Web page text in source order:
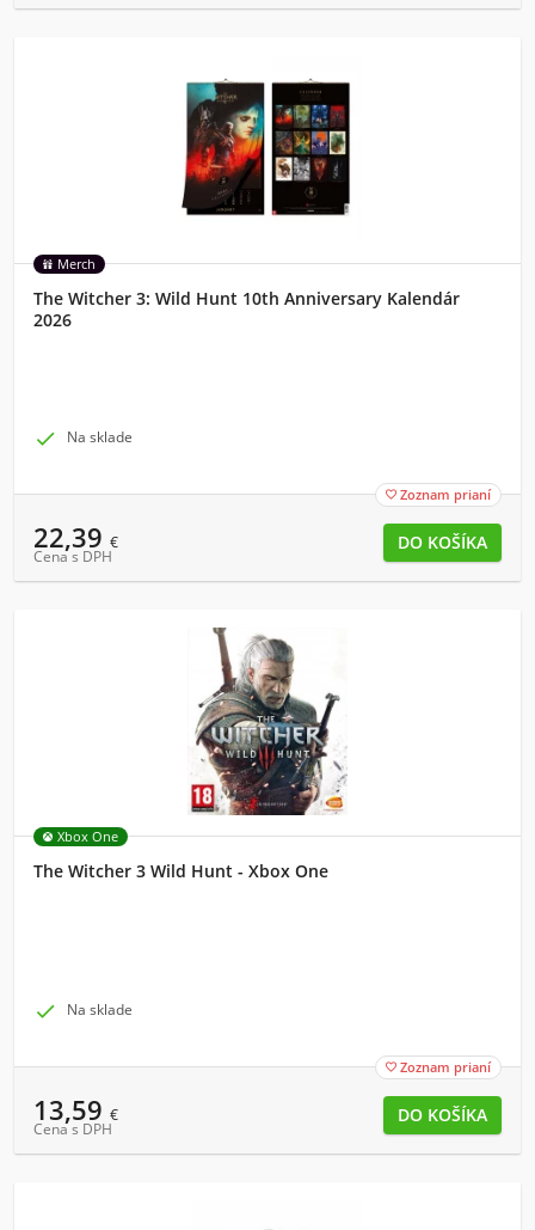
Merch
The Witcher 3: Wild Hunt 10th Anniversary Kalendár
2026
 Na sklade
 Zoznam prianí
22,39 €
Cena s DPH
Xbox One
The Witcher 3 Wild Hunt - Xbox One
 Na sklade
 Zoznam prianí
13,59 €
Cena s DPH